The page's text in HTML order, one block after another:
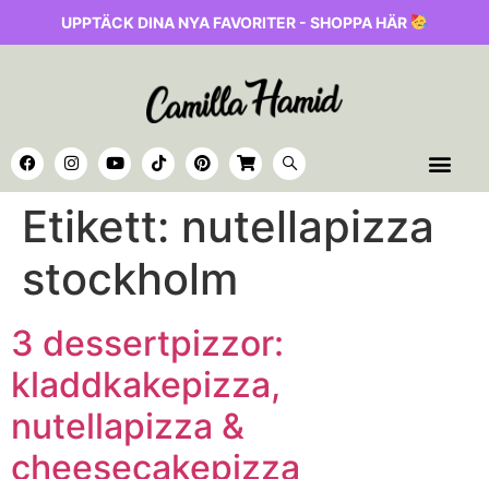
UPPTÄCK DINA NYA FAVORITER - SHOPPA HÄR
Etikett: nutellapizza
stockholm
3 dessertpizzor:
kladdkakepizza,
nutellapizza &
cheesecakepizza